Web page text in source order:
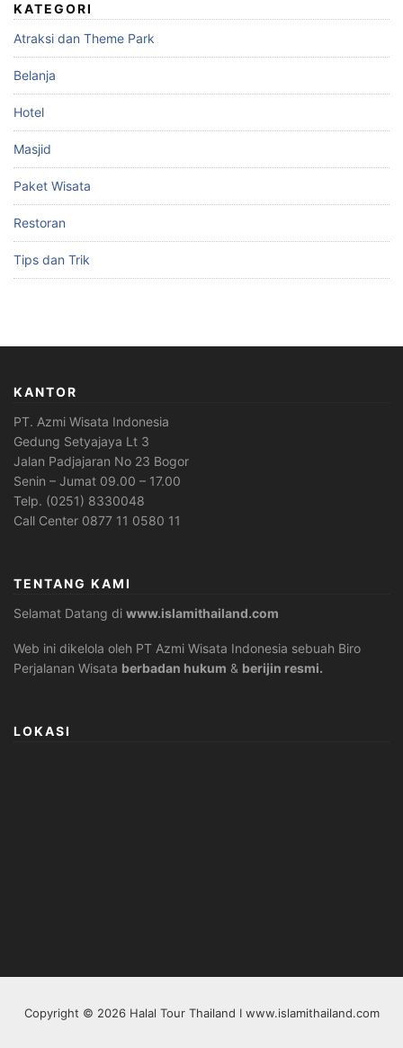
KATEGORI
Atraksi dan Theme Park
Belanja
Hotel
Masjid
Paket Wisata
Restoran
Tips dan Trik
KANTOR
PT. Azmi Wisata Indonesia
Gedung Setyajaya Lt 3
Jalan Padjajaran No 23 Bogor
Senin – Jumat 09.00 – 17.00
Telp. (0251) 8330048
Call Center 0877 11 0580 11
TENTANG KAMI
Selamat Datang di www.islamithailand.com
Web ini dikelola oleh PT Azmi Wisata Indonesia sebuah Biro
Perjalanan Wisata berbadan hukum & berijin resmi.
LOKASI
Copyright © 2026 Halal Tour Thailand I www.islamithailand.com